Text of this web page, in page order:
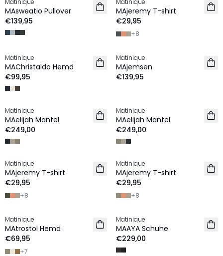
NEU
Matinique
MAsweatio Pullover
€139,95
2 für €45
NEU
Matinique
MAjeremy T-shirt
€29,95
+8
NEU
Matinique
MAChristaldo Hemd
€99,95
NEU
Matinique
MAjemsen
€139,95
NEU
Matinique
MAelijah Mantel
€249,00
NEU
Matinique
MAelijah Mantel
€249,00
2 für €45
NEU
Matinique
MAjeremy T-shirt
€29,95
+8
2 für €45
NEU
Matinique
MAjeremy T-shirt
€29,95
+8
2 for €120
NEU
Matinique
MAtrostol Hemd
€69,95
+7
NEU
Matinique
MAAYA Schuhe
€229,00